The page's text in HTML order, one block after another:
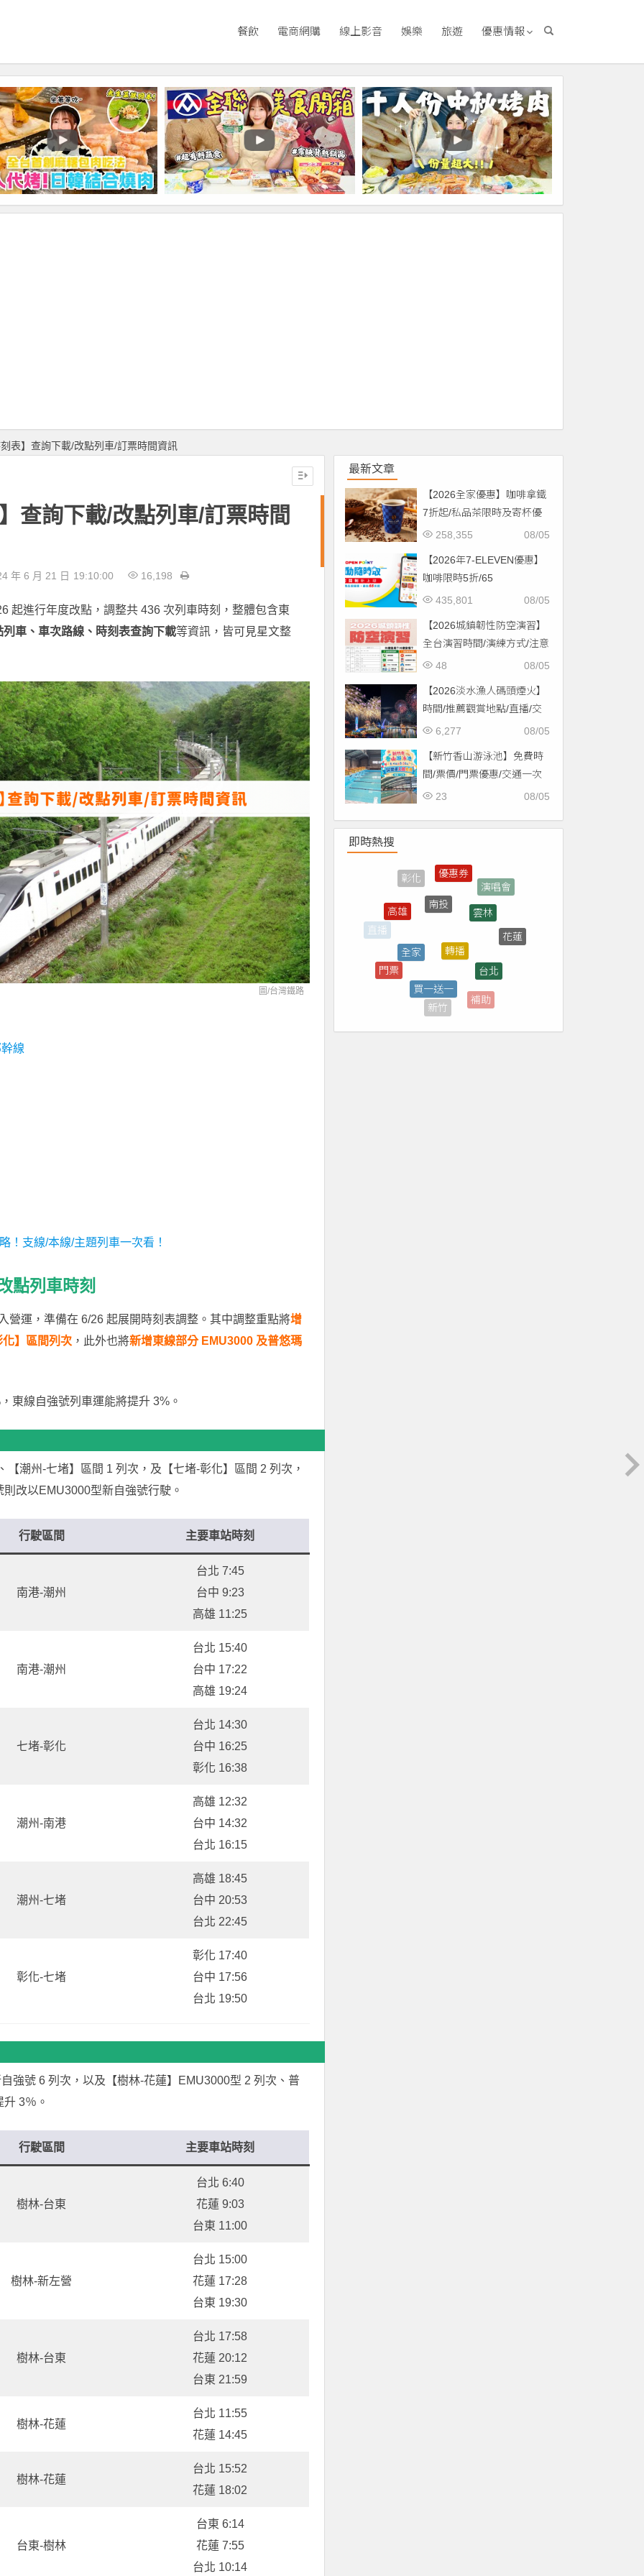
餐飲 電商網購 線上影音 娛樂 旅遊 優惠情報
表】查詢下載/改點列車/訂票時間資訊
查詢下載/改點列車/訂票時間
年 6 月 21 日 19:10:00 16,198
起進行年度改點，調整共 436 次列車時刻，整體包含東
列車、車次路線、時刻表查詢下載等資訊，皆可見星文整
圖/台灣鐵路
線
！支線/本線/主題列車一次看！
點列車時刻
營運，準備在 6/26 起展開時刻表調整。其中調整重點將增
】區間列次 ，此外也將新增東線部分 EMU3000 及普悠瑪
東線自強號列車運能將提升 3%。
潮州-七堵】區間 1 列次，及【七堵-彰化】區間 2 列次，
改以EMU3000型新自強號行駛。
行駛區間 主要車站時刻
南港-潮州
台北 7:45
台中 9:23
高雄 11:25
南港-潮州
台北 15:40
台中 17:22
高雄 19:24
七堵-彰化
台北 14:30
台中 16:25
彰化 16:38
潮州-南港
高雄 12:32
台中 14:32
台北 16:15
潮州-七堵
高雄 18:45
台中 20:53
台北 22:45
彰化-七堵
彰化 17:40
台中 17:56
台北 19:50
強號 6 列次，以及【樹林-花蓮】EMU3000型 2 列次、普
3％。
行駛區間 主要車站時刻
樹林-台東
台北 6:40
花蓮 9:03
台東 11:00
樹林-新左營
台北 15:00
花蓮 17:28
台東 19:30
樹林-台東
台北 17:58
花蓮 20:12
台東 21:59
樹林-花蓮
台北 11:55
花蓮 14:45
樹林-花蓮
台北 15:52
花蓮 18:02
台東-樹林
台東 6:14
花蓮 7:55
台北 10:14
最新文章
【2026全家優惠】咖啡拿鐵
7折起/私品茶限時及寄杯優
惠！價格/菜單一起看
08/05
258,355
【2026年7-ELEVEN優惠】
咖啡限時5折/65
折/CITYCAFE菜單一起看！
08/05
435,801
【2026城鎮韌性防空演習】
全台演習時間/演練方式/注意
事項一次看！
08/05
48
【2026淡水漁人碼頭煙火】
時間/推薦觀賞地點/直播/交
通資訊一次看！
08/05
6,277
【新竹香山游泳池】免費時
間/票價/門票優惠/交通一次
看！
08/05
23
即時熱搜
直播
南投
雲林
停車場
全家
轉播
台北
新竹
買一送一